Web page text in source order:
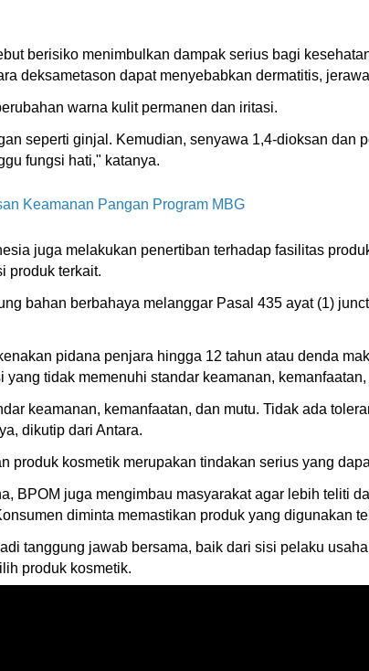
berisiko menimbulkan dampak serius bagi
deksametason dapat menyebabkan dermatitis,
warna kulit permanen dan iritasi.
seperti ginjal. Kemudian, senyawa 1,4-dioksan dan
fungsi hati," katanya.
Keamanan Pangan Program MBG
juga melakukan penertiban terhadap fasilitas
produk terkait.
bahan berbahaya melanggar Pasal 435 ayat (1)
pidana penjara hingga 12 tahun atau denda
tidak memenuhi standar keamanan, kemanfaatan,
keamanan, kemanfaatan, dan mutu. Tidak ada
dikutip dari Antara.
produk kosmetik merupakan tindakan serius yang
BPOM juga mengimbau masyarakat agar lebih teliti
diminta memastikan produk yang digunakan
tanggung jawab bersama, baik dari sisi pelaku
produk kosmetik.